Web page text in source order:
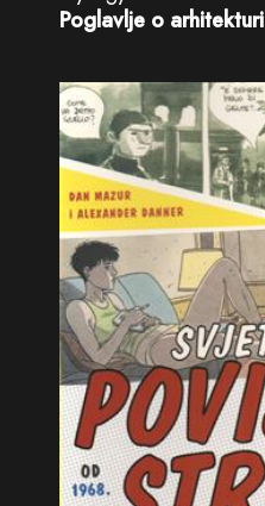
Poglavlje o arhitekturi